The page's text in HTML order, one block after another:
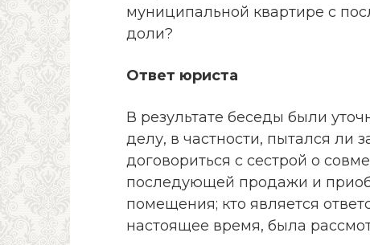
муниципальной квартире с
доли?
Ответ юриста
В результате беседы были
делу, в частности, пытался ли
договориться с сестрой о
последующей продажи и
помещения; кто является
настоящее время, была